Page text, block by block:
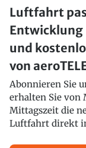
Luftfahrt
und
von
Abonnieren Sie
erhalten Sie von
Mittagszeit die
Luftfahrt direkt